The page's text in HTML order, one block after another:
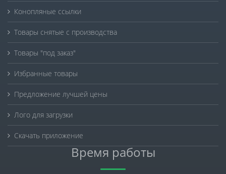
Конопляные ссылки
Товары снятые с производства
Товары "под заказ"
Избранные товары
Предложение лучшей цены
Лого для загрузки
Скачать приложение
Время работы